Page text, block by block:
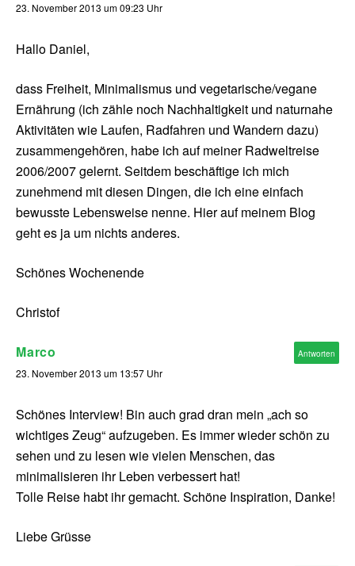
23. November 2013 um 09:23 Uhr
Hallo Daniel,
dass Freiheit, Minimalismus und vegetarische/vegane
Ernährung (ich zähle noch Nachhaltigkeit und naturnahe
Aktivitäten wie Laufen, Radfahren und Wandern dazu)
zusammengehören, habe ich auf meiner Radweltreise
2006/2007 gelernt. Seitdem beschäftige ich mich
zunehmend mit diesen Dingen, die ich eine einfach
bewusste Lebensweise nenne. Hier auf meinem Blog
geht es ja um nichts anderes.
Schönes Wochenende
Christof
Marco
23. November 2013 um 13:57 Uhr
Schönes Interview! Bin auch grad dran mein „ach so
wichtiges Zeug“ aufzugeben. Es immer wieder schön zu
sehen und zu lesen wie vielen Menschen, das
minimalisieren ihr Leben verbessert hat!
Tolle Reise habt ihr gemacht. Schöne Inspiration, Danke!
Liebe Grüsse
Antworten